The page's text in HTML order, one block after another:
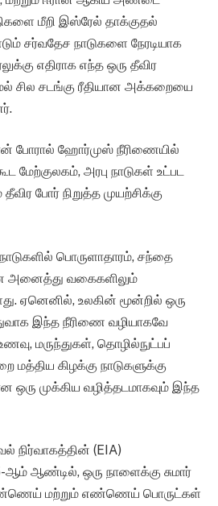
மீறி இஸ்ரேல் தாக்குதல்
சர்வதேச நாடுகளை நேரடியாக
எதிராக எந்த ஒரு தீவிர
சில சடங்கு ரீதியான அக்கறையை
போரால் ஹோர்முஸ் நீரிணையில்
மேற்குலகம், அரபு நாடுகள் உட்பட
போர் நிறுத்த முயற்சிக்கு
பொருளாதாரம், சந்தை
அனைத்து வகைகளிலும்
ஏனெனில், உலகின் மூன்றில் ஒரு
இந்த நீரிணை வழியாகவே
மருந்துகள், தொழில்நுட்பப்
கிழக்கு நாடுகளுக்கு
ஒரு முக்கிய வழித்தடமாகவும் இந்த
நிர்வாகத்தின் (EIA)
ஆம் ஆண்டில், ஒரு நாளைக்கு சுமார்
மற்றும் எண்ணெய் பொருட்கள்